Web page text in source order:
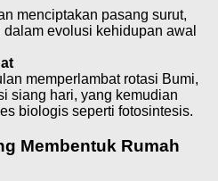
menciptakan pasang surut,
evolusi kehidupan awal
memperlambat rotasi Bumi,
siang hari, yang kemudian
biologis seperti fotosintesis.
Membentuk Rumah